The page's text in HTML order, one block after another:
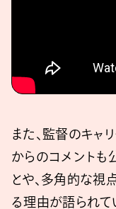
また、監督のキャ
からのコメントも
とや、多角的な視
る理由が語られて